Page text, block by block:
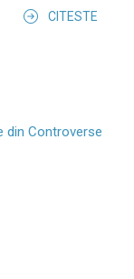
CITESTE
din Controverse